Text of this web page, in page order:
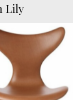
Lily